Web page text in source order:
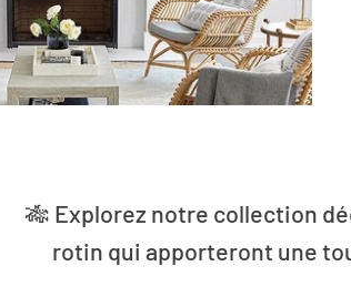
🎋 Explorez notre collection
rotin qui apporteront une